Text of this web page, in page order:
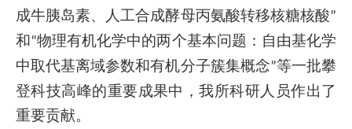
成牛胰岛素、人工合成酵母丙氨酸转移核糖核酸”
和“物理有机化学中的两个基本问题：自由基化学
中取代基离域参数和有机分子簇集概念”等一批攀
登科技高峰的重要成果中，我所科研人员作出了
重要贡献。